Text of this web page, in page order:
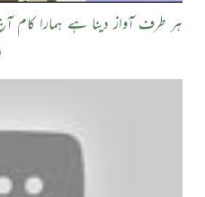
ہر طرف آواز دینا ہے ہمارا کام